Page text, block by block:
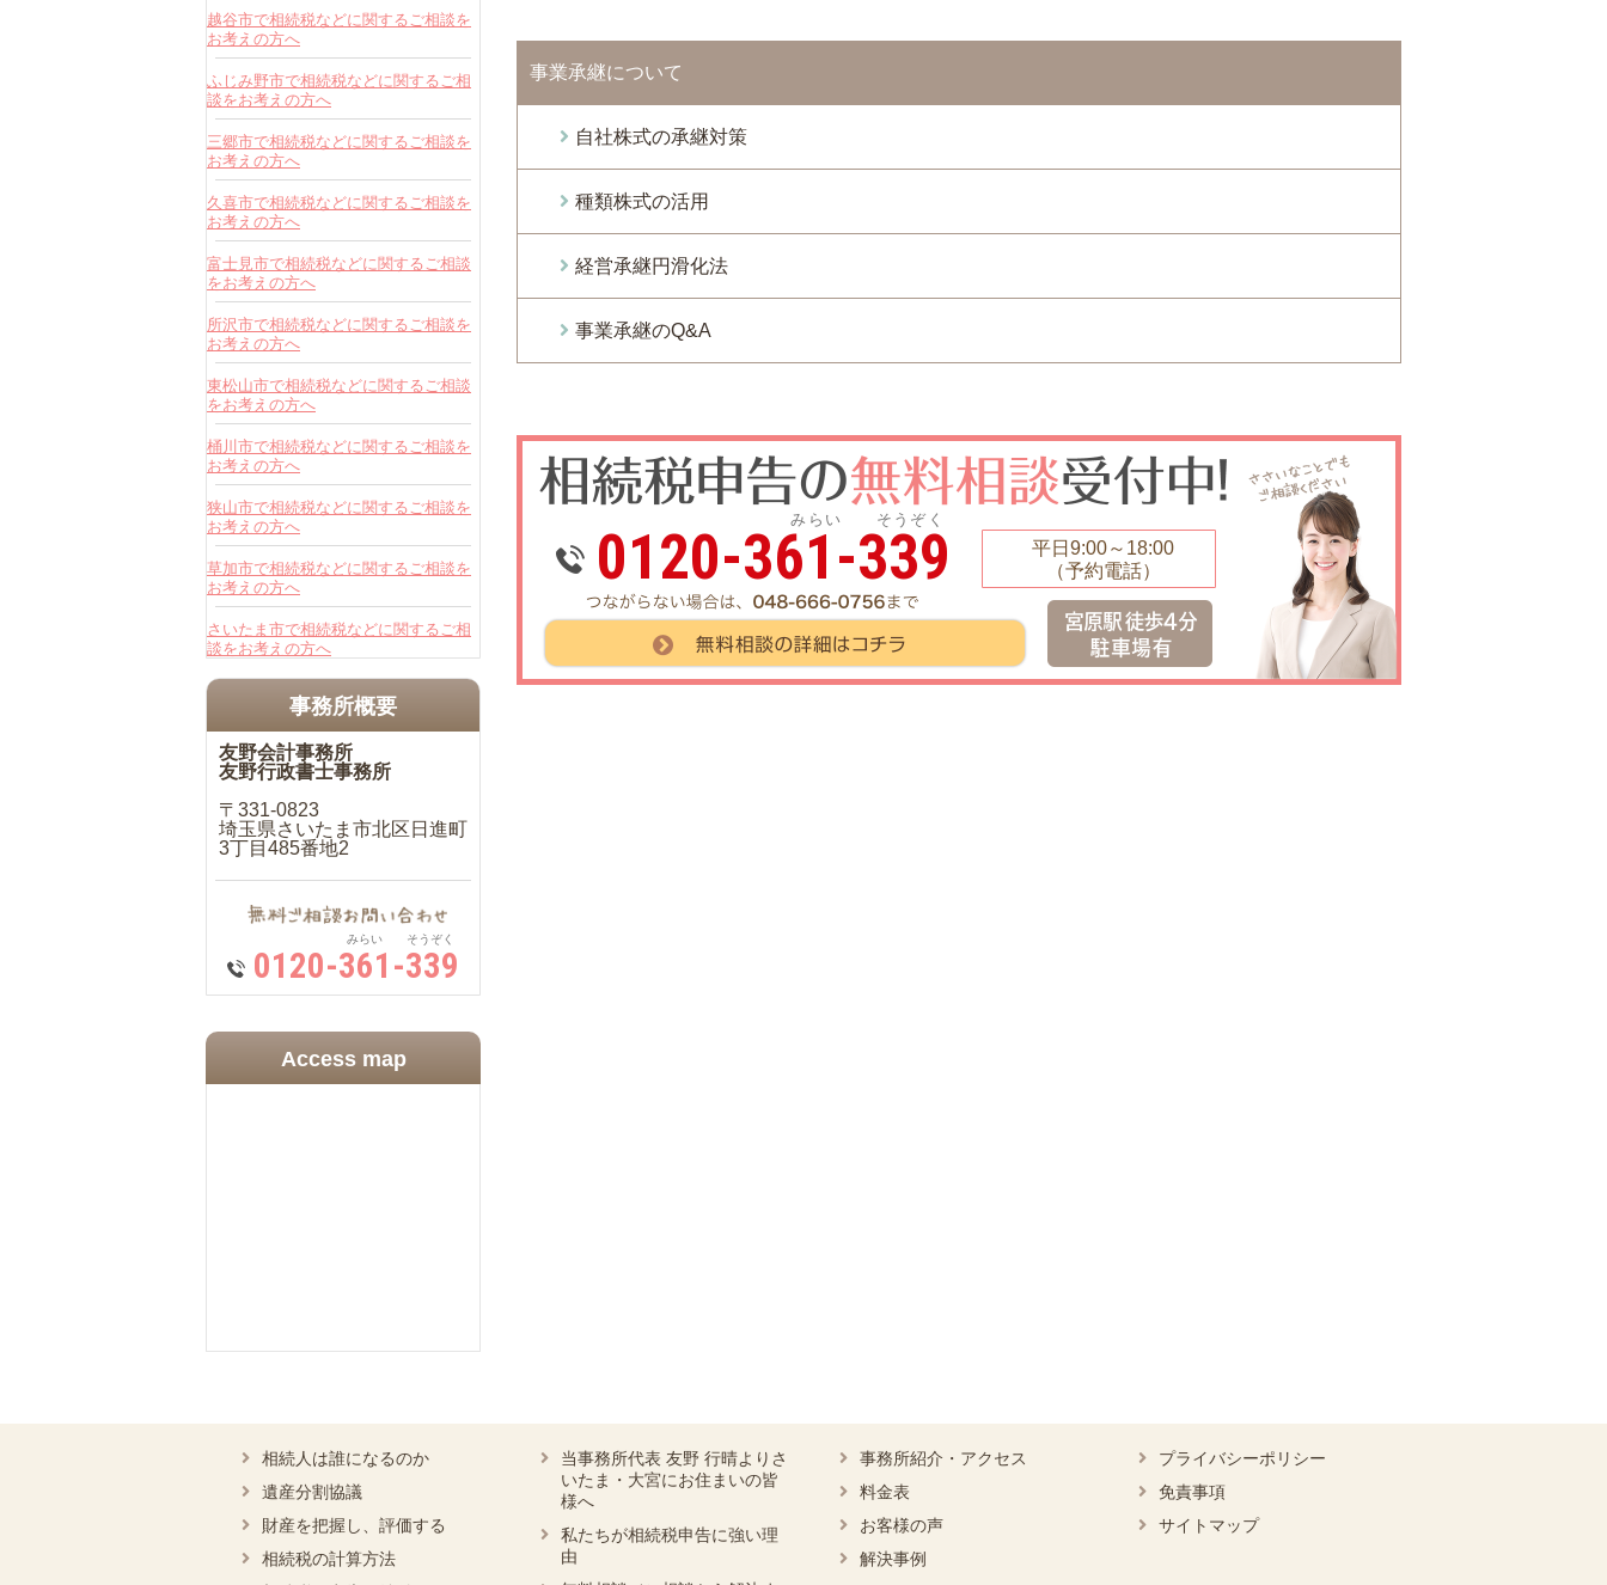
事業承継について
自社株式の承継対策
種類株式の活用
経営承継円滑化法
事業承継のQ&A
みらい そうぞく
0120-361-339
平日9:00～18:00
（予約電話）
越谷市で相続税などに関するご相談を
お考えの方へ
ふじみ野市で相続税などに関するご相
談をお考えの方へ
三郷市で相続税などに関するご相談を
お考えの方へ
久喜市で相続税などに関するご相談を
お考えの方へ
富士見市で相続税などに関するご相談
をお考えの方へ
所沢市で相続税などに関するご相談を
お考えの方へ
東松山市で相続税などに関するご相談
をお考えの方へ
桶川市で相続税などに関するご相談を
お考えの方へ
狭山市で相続税などに関するご相談を
お考えの方へ
草加市で相続税などに関するご相談を
お考えの方へ
さいたま市で相続税などに関するご相
談をお考えの方へ
事務所概要
友野会計事務所
友野行政書士事務所
〒331-0823
埼玉県さいたま市北区日進町
3丁目485番地2
みらい そうぞく
0120-361-339
Access map
相続人は誰になるのか
遺産分割協議
財産を把握し、評価する
相続税の計算方法
当事務所代表 友野 行晴よりさ
いたま・大宮にお住まいの皆
様へ
私たちが相続税申告に強い理
由
事務所紹介・アクセス
料金表
お客様の声
解決事例
プライバシーポリシー
免責事項
サイトマップ